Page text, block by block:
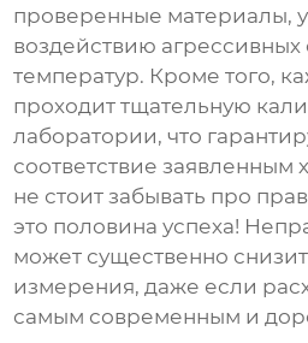
проверенные материалы,
воздействию
температур. Кроме того,
проходит тщательную
лаборатории, что
соответствие заявленным
не стоит забывать про
это половина успеха!
может существенно
измерения, даже если
самым современным и